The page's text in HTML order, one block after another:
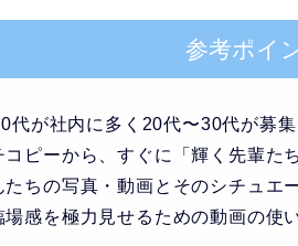
参考ポイ
代が社内に多く20代〜30代が募
コピーから、すぐに「輝く先輩た
たちの写真・動画とそのシチュエ
場感を極力見せるための動画の使